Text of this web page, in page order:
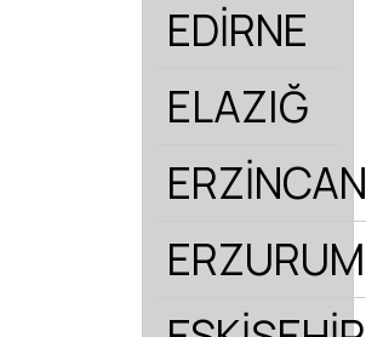
EDİRNE
ELAZIĞ
ERZİNCAN
ERZURUM